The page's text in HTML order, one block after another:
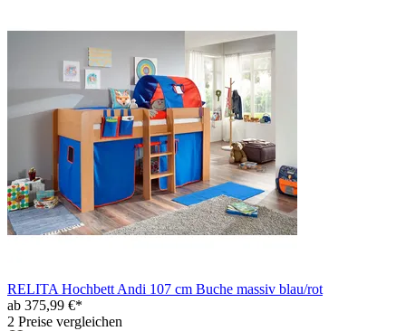
RELITA Hochbett Andi 107 cm Buche massiv blau/rot
ab 375,99 €*
2 Preise vergleichen